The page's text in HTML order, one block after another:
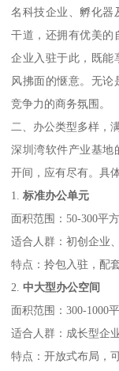
名科技企业、孵化器
干道，还拥有优美的
企业入驻于此，既能
风拂面的惬意。无
竞争力的商务氛围。
二、办公类型多样，
深圳湾软件产业基地
开间，应有尽有。具
1.标准办公单元
面积范围：50-300平
适合人群：初创企业
特点：拎包入驻，配
2.中大型办公空间
面积范围：300-1000
适合人群：成长型企
特点：开放式布局，